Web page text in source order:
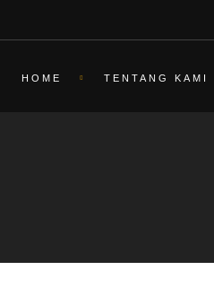
HOME TENTANG KAMI